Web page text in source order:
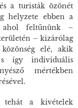
a turisták özönét
helyzete ebben a
ahol feltűnünk –
– kizárólag
elé, akik
s így individuális
mértékben
a kivételek